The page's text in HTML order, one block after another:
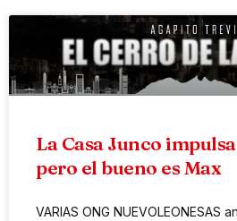
La Casa Junco
pero el bueno es Max
VARIAS ONG NUEVOLEONESAS